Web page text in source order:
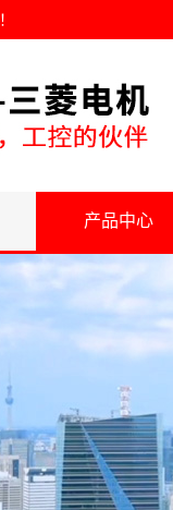
！
产品中心